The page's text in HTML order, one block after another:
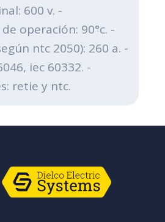
600 v. -
operación: 90°c. -
ntc 2050): 260 a. -
iec 60332. -
retie y ntc.